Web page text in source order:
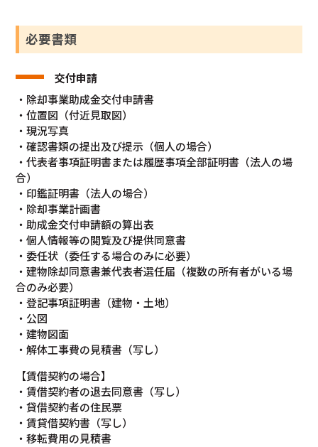
必要書類
交付申請
・除却事業助成金交付申請書
・位置図（付近見取図）
・現況写真
・確認書類の提出及び提示（個人の場合）
・代表者事項証明書または履歴事項全部証明書（法人の場
合）
・印鑑証明書（法人の場合）
・除却事業計画書
・助成金交付申請額の算出表
・個人情報等の閲覧及び提供同意書
・委任状（委任する場合のみに必要）
・建物除却同意書兼代表者選任届（複数の所有者がいる場
合のみ必要）
・登記事項証明書（建物・土地）
・公図
・建物図面
・解体工事費の見積書（写し）
【賃借契約の場合】
・賃借契約者の退去同意書（写し）
・貸借契約者の住民票
・賃貸借契約書（写し）
・移転費用の見積書